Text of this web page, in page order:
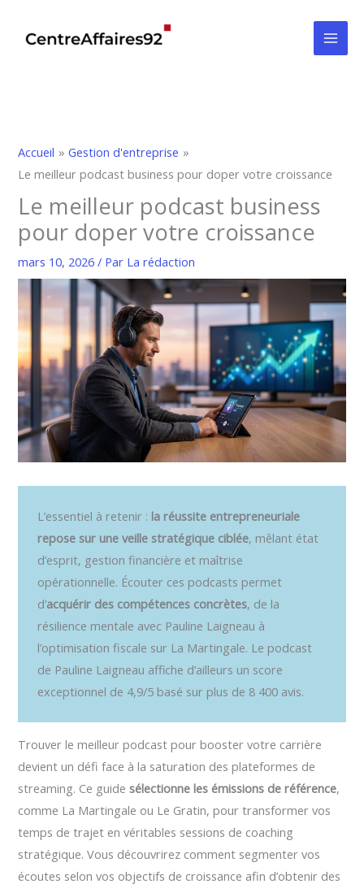
Accueil
Gestion d'entreprise
Le meilleur podcast business pour doper votre croissance
Le meilleur podcast business
pour doper votre croissance
mars 10, 2026/ Par La rédaction
L’essentiel à retenir : la réussite entrepreneuriale
repose sur une veille stratégique ciblée, mêlant état
d’esprit, gestion financière et maîtrise
opérationnelle. Écouter ces podcasts permet
d’acquérir des compétences concrètes, de la
résilience mentale avec Pauline Laigneau à
l’optimisation fiscale sur La Martingale. Le podcast
de Pauline Laigneau affiche d’ailleurs un score
exceptionnel de 4,9/5 basé sur plus de 8 400 avis.
Trouver le meilleur podcast pour booster votre carrière
devient un défi face à la saturation des plateformes de
streaming. Ce guidesélectionne les émissions de référence,
comme La Martingale ou Le Gratin, pour transformer vos
temps de trajet en véritables sessions de coaching
stratégique. Vous découvrirez comment segmenter vos
écoutes selon vos objectifs de croissance afin d’obtenir des